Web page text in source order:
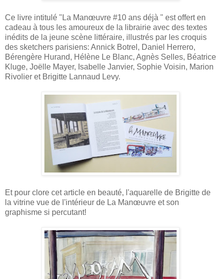
Ce livre intitulé "La Manœuvre #10 ans déjà " est offert en
cadeau à tous les amoureux de la librairie avec des textes
inédits de la jeune scène littéraire, illustrés par les croquis
des sketchers parisiens: Annick Botrel, Daniel Herrero,
Bérengère Hurand, Hélène Le Blanc, Agnès Selles, Béatrice
Kluge, Joëlle Mayer, Isabelle Janvier, Sophie Voisin, Marion
Rivolier et Brigitte Lannaud Levy.
Et pour clore cet article en beauté, l'aquarelle de Brigitte de
la vitrine vue de l'intérieur de La Manœuvre et son
graphisme si percutant!